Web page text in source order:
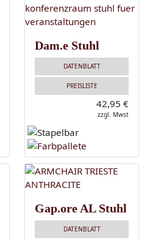
Dam.e Stuhl
DATENBLATT
PREISLISTE
42,95 €
zzgl. Mwst
Gap.ore AL Stuhl
DATENBLATT